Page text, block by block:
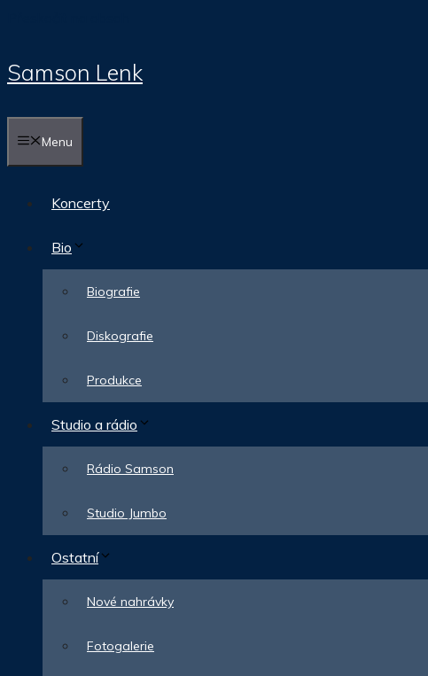
Samson Lenk
Menu
Koncerty
Bio
Biografie
Diskografie
Produkce
Studio a rádio
Rádio Samson
Studio Jumbo
Ostatní
Nové nahrávky
Fotogalerie